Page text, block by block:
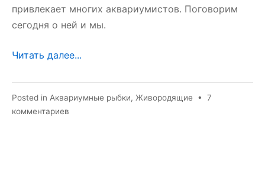
привлекает многих аквариумистов. Поговорим
сегодня о ней и мы.
Читать далее...
Posted in Аквариумные рыбки, Живородящие • 7
комментариев